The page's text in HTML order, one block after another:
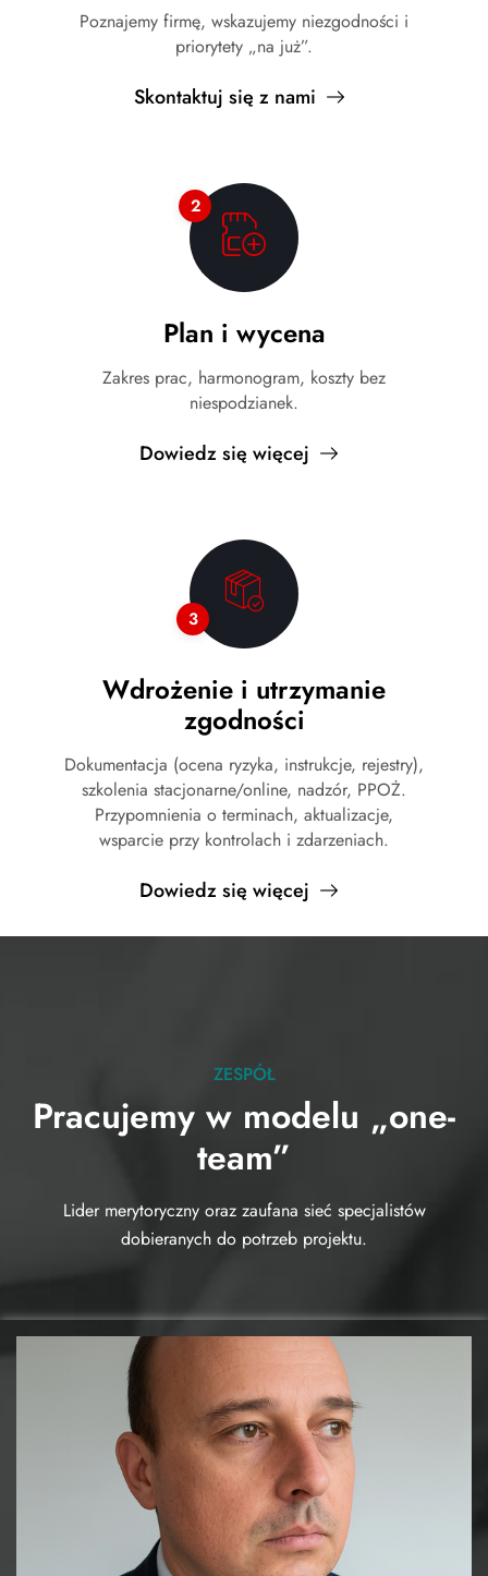
Poznajemy firmę, wskazujemy niezgodności i
priorytety „na już”.
Skontaktuj się z nami
2
Plan i wycena
Zakres prac, harmonogram, koszty bez
niespodzianek.
Dowiedz się więcej
3
Wdrożenie i utrzymanie
zgodności
Dokumentacja (ocena ryzyka, instrukcje, rejestry),
szkolenia stacjonarne/online, nadzór, PPOŻ.
Przypomnienia o terminach, aktualizacje,
wsparcie przy kontrolach i zdarzeniach.
Dowiedz się więcej
ZESPÓŁ
Pracujemy w modelu „one-
team”
Lider merytoryczny oraz zaufana sieć specjalistów
dobieranych do potrzeb projektu.